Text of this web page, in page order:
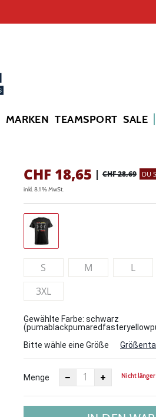
MARKEN TEAMSPORT SALE
CHF 18,65 | CHF 28,69 DU
inkl. 8.1 % MwSt.
S M L
3XL
Gewählte Farbe: schwarz
Bitte wähle eine Größe
Menge Nicht